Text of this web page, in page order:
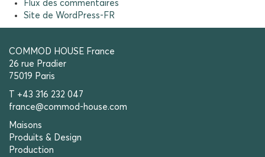
Flux des commentaires
Site de WordPress-FR
COMMOD HOUSE France
26 rue Pradier
75019 Paris
T +43 316 232 047
france@commod-house.com
Maisons
Produits & Design
Production